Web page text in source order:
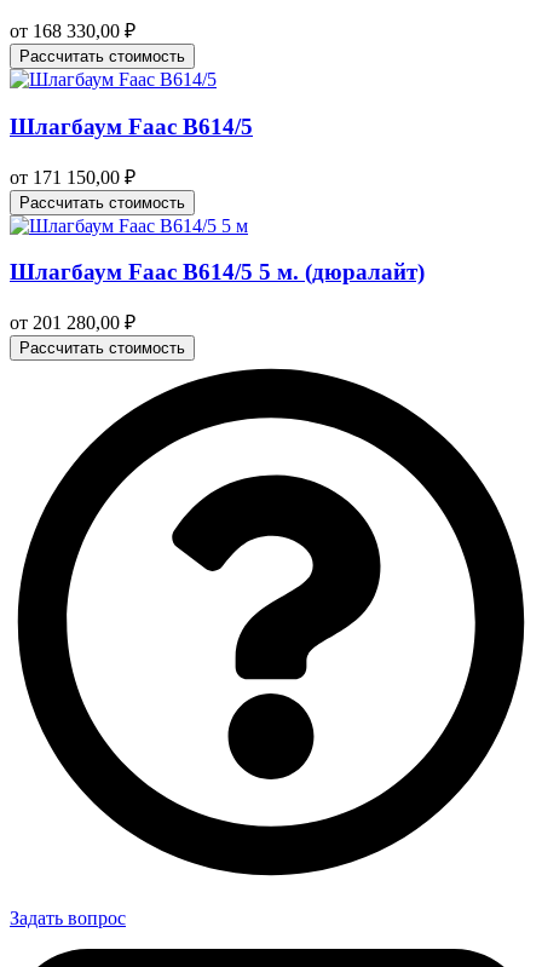
от 168 330,00 ₽
Рассчитать стоимость
Шлагбаум Faac B614/5
от 171 150,00 ₽
Рассчитать стоимость
Шлагбаум Faac B614/5 5 м. (дюралайт)
от 201 280,00 ₽
Рассчитать стоимость
Задать вопрос